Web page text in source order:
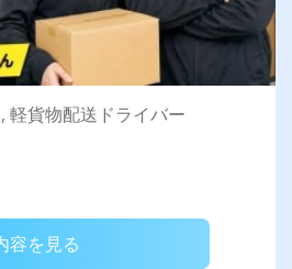
軽貨物配送ドライバー
容を見る